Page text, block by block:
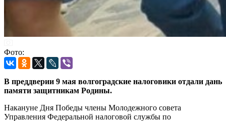
Фото:
В преддверии 9 мая волгоградские налоговики отдали дань
памяти защитникам Родины.
Накануне Дня Победы члены Молодежного совета
Управления Федеральной налоговой службы по